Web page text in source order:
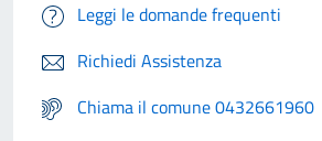
Leggi le domande frequenti
Richiedi Assistenza
Chiama il comune 0432661960